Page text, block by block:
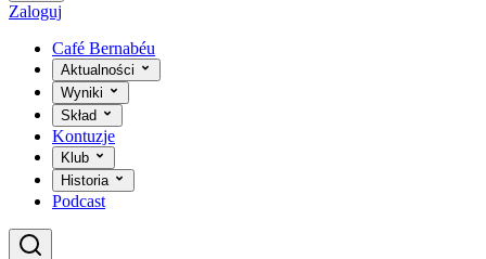
Zaloguj
Café Bernabéu
Aktualności
Wyniki
Skład
Kontuzje
Klub
Historia
Podcast